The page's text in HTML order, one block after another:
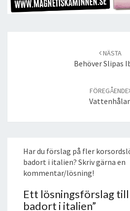
NÄSTA
Behöver Slipas
FÖREGÅENDE
Har du förslag på fler
badort i italien? Skriv gärna en
kommentar/lösning!
Ett lösningsförslag till
badort i italien”